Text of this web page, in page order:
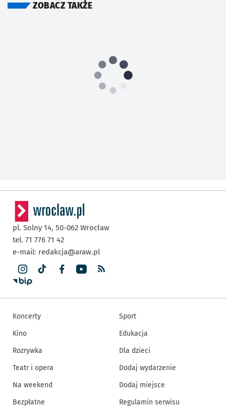
ZOBACZ TAKŻE
pl. Solny 14, 50-062 Wrocław
tel. 71 776 71 42
e-mail: redakcja@araw.pl
Koncerty
Kino
Rozrywka
Teatr i opera
Na weekend
Bezpłatne
Sport
Edukacja
Dla dzieci
Dodaj wydarzenie
Dodaj miejsce
Regulamin serwisu